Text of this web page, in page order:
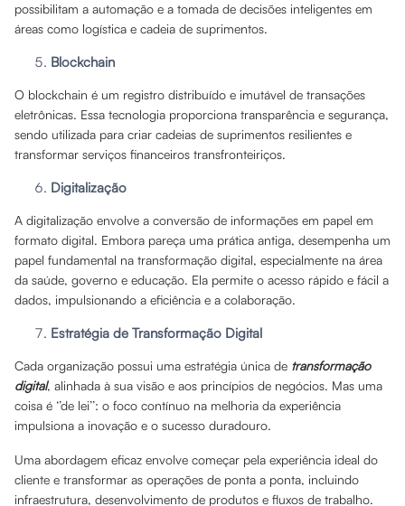
possibilitam a automação e a tomada de decisões inteligentes em
áreas como logística e cadeia de suprimentos.
Blockchain
O blockchain é um registro distribuído e imutável de transações
eletrônicas. Essa tecnologia proporciona transparência e segurança,
sendo utilizada para criar cadeias de suprimentos resilientes e
transformar serviços financeiros transfronteiriços.
Digitalização
A digitalização envolve a conversão de informações em papel em
formato digital. Embora pareça uma prática antiga, desempenha um
papel fundamental na transformação digital, especialmente na área
da saúde, governo e educação. Ela permite o acesso rápido e fácil a
dados, impulsionando a eficiência e a colaboração.
Estratégia de Transformação Digital
Cada organização possui uma estratégia única de transformação
digital, alinhada à sua visão e aos princípios de negócios. Mas uma
coisa é ‘’de lei’’: o foco contínuo na melhoria da experiência
impulsiona a inovação e o sucesso duradouro.
Uma abordagem eficaz envolve começar pela experiência ideal do
cliente e transformar as operações de ponta a ponta, incluindo
infraestrutura, desenvolvimento de produtos e fluxos de trabalho.